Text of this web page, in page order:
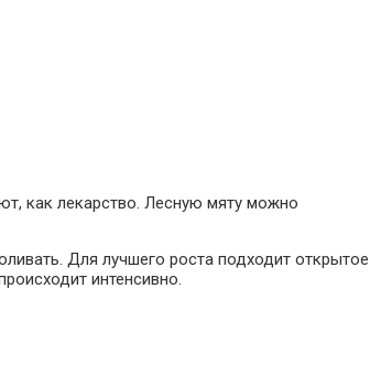
как лекарство. Лесную мяту можно
Для лучшего роста подходит открытое
интенсивно.